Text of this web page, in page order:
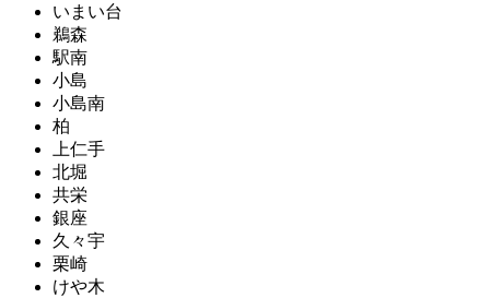
いまい台
鵜森
駅南
小島
小島南
柏
上仁手
北堀
共栄
銀座
久々宇
栗崎
けや木